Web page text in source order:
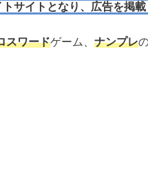
サイトとなり、広告を掲載
スワードゲーム、 ナンプレ